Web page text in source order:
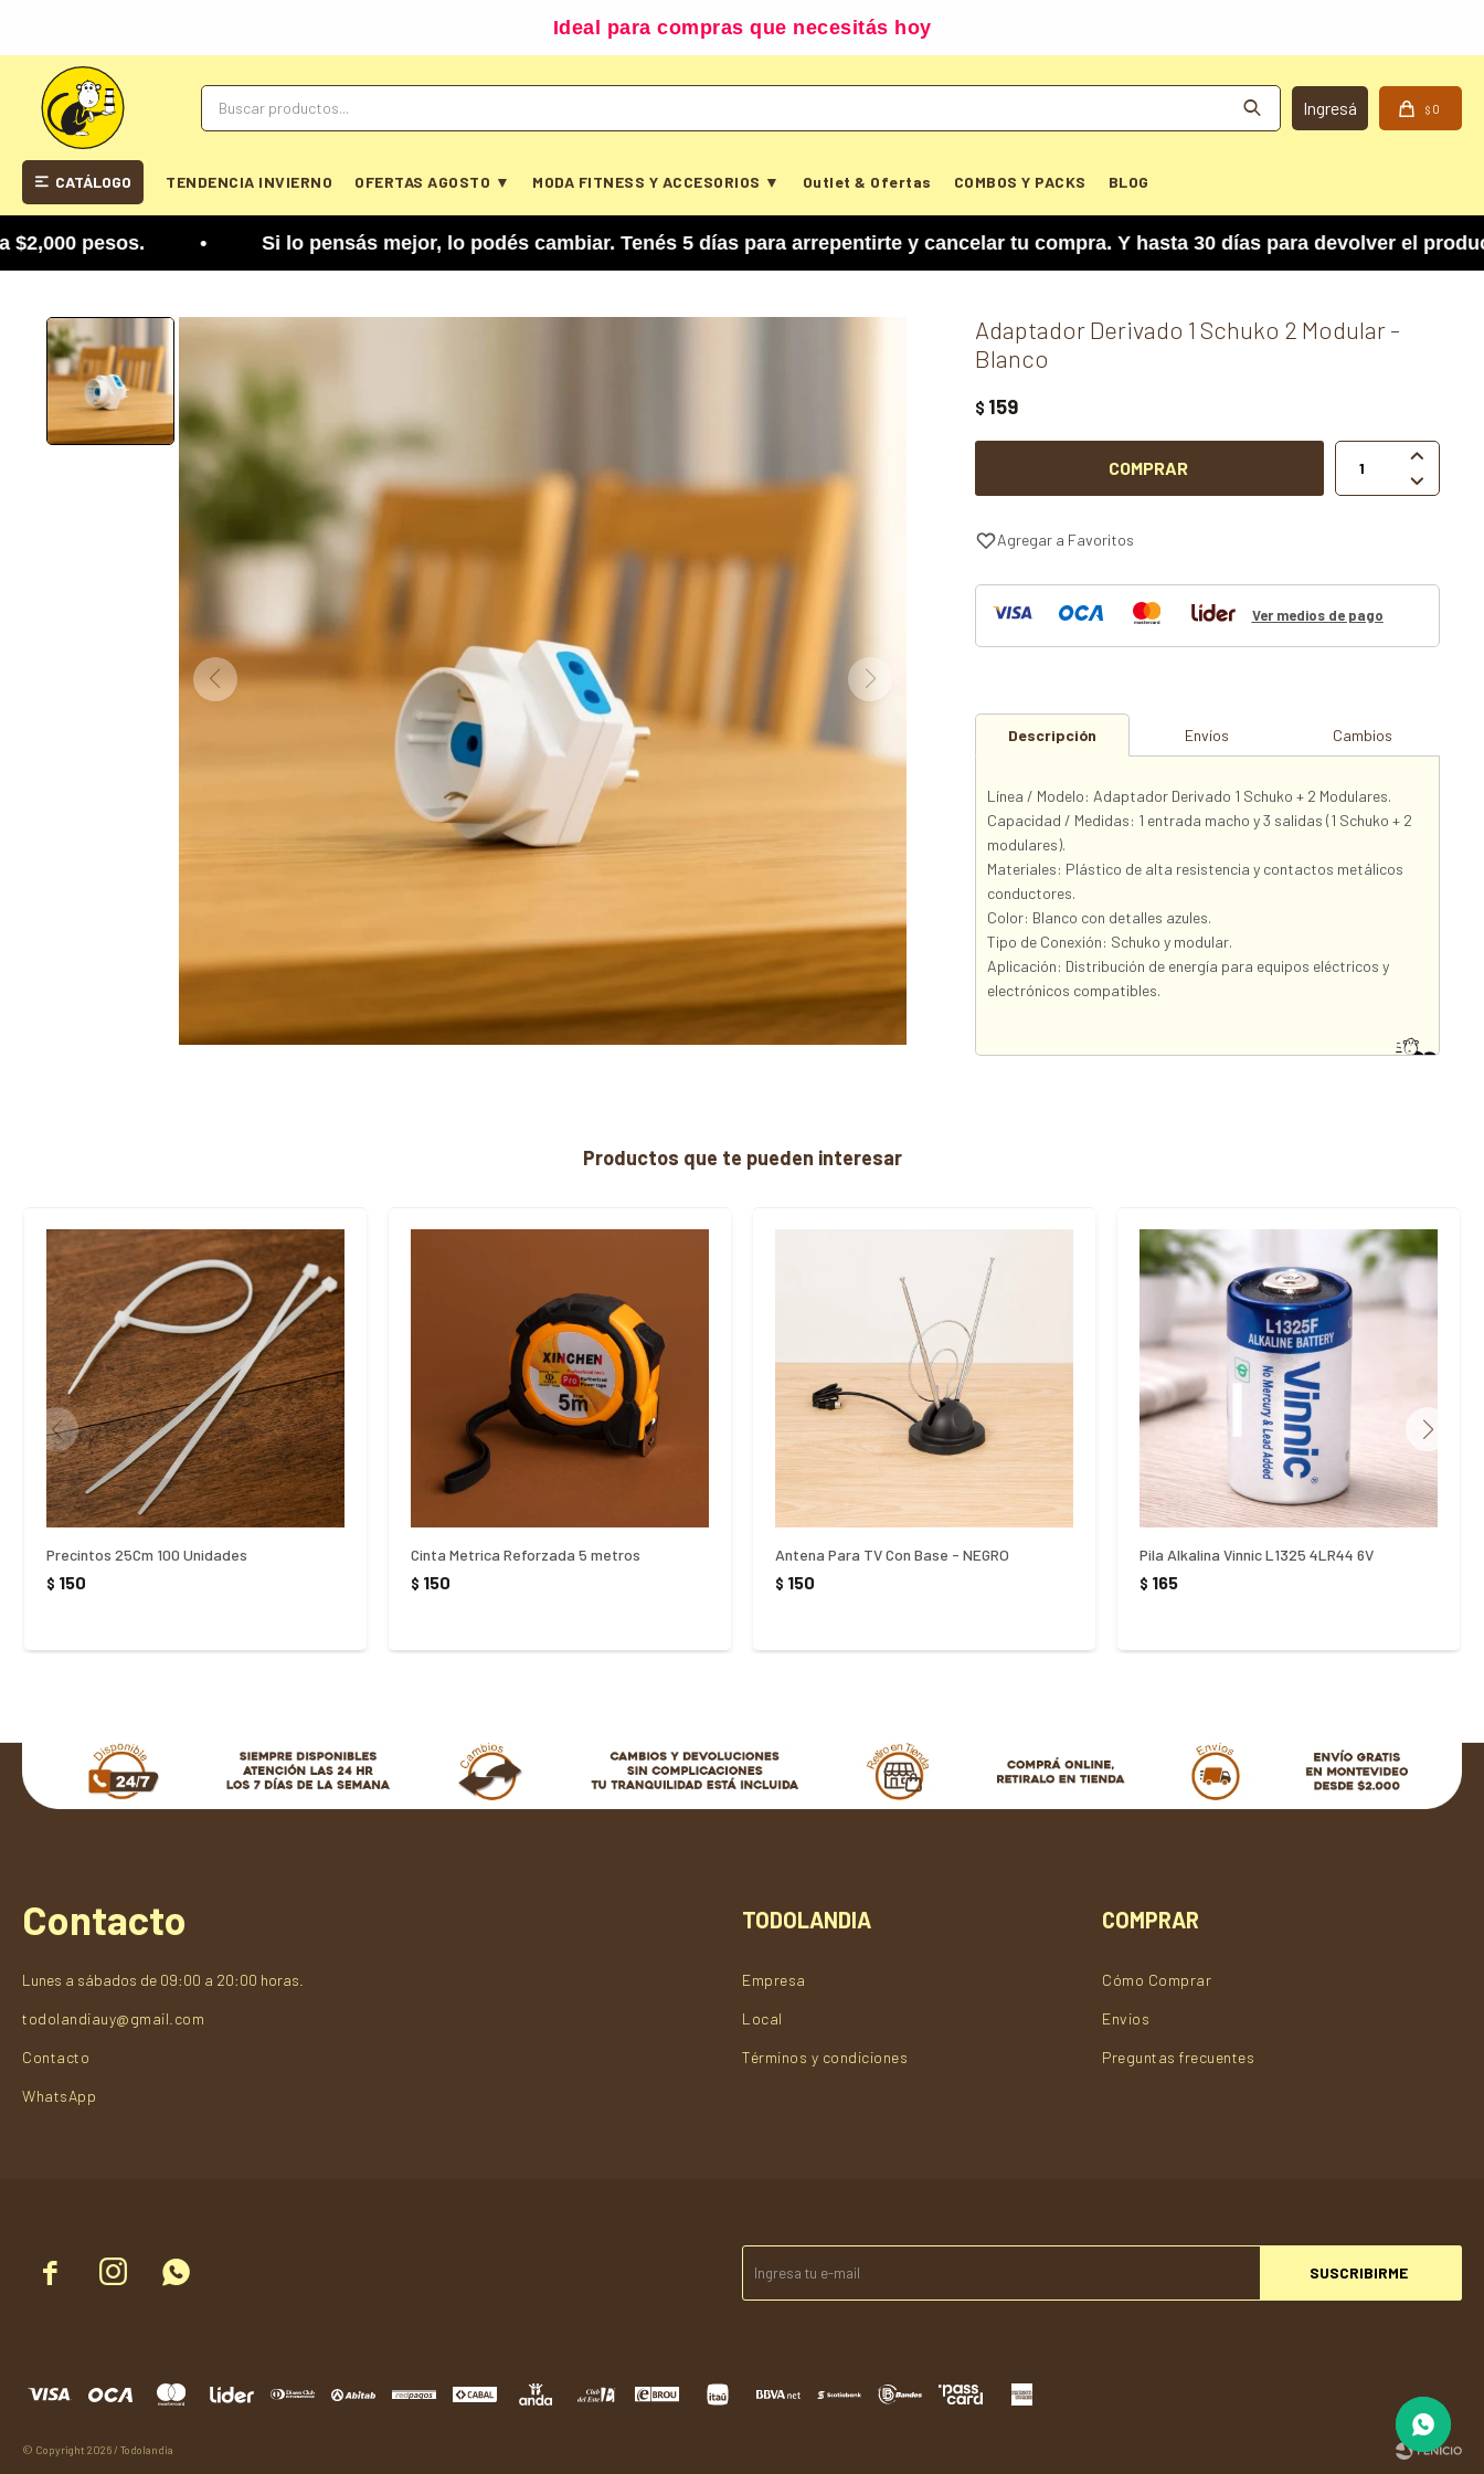
Ideal para compras que necesitás hoy
CATÁLOGO TENDENCIA INVIERNO OFERTAS AGOSTO ▼ MODA FITNESS Y ACCESORIOS ▼ Outlet & Ofertas COMBOS Y PACKS BLOG
$ 0
pesos. • Si lo pensás mejor, lo podés cambiar. Tenés 5 días para arrepentirte y cancelar tu compra. Y hasta 30 días para devolver el
Adaptador Derivado 1 Schuko 2 Modular -
Blanco
$ 159
COMPRAR


Ver medios de pago
Descripción Envíos Cambios
Línea / Modelo: Adaptador Derivado 1 Schuko + 2 Modulares.
Capacidad / Medidas: 1 entrada macho y 3 salidas (1 Schuko + 2
modulares).
Materiales: Plástico de alta resistencia y contactos metálicos
conductores.
Color: Blanco con detalles azules.
Tipo de Conexión: Schuko y modular.
Aplicación: Distribución de energía para equipos eléctricos y
electrónicos compatibles.
Productos que te pueden interesar
Precintos 25Cm 100 Unidades
$ 150
Cinta Metrica Reforzada 5 metros
$ 150
Antena Para TV Con Base - NEGRO
$ 150
Pila Alkalina Vinnic L1325 4LR44 6V
$ 165
   SUSCRIBIRME
Contacto
Lunes a sábados de 09:00 a 20:00 horas.
todolandiauy@gmail.com
Contacto
WhatsApp
TODOLANDIA
Empresa
Local
Términos y condiciones
COMPRAR
Cómo Comprar
Envios
Preguntas frecuentes
© Copyright 2026 / Todolandia